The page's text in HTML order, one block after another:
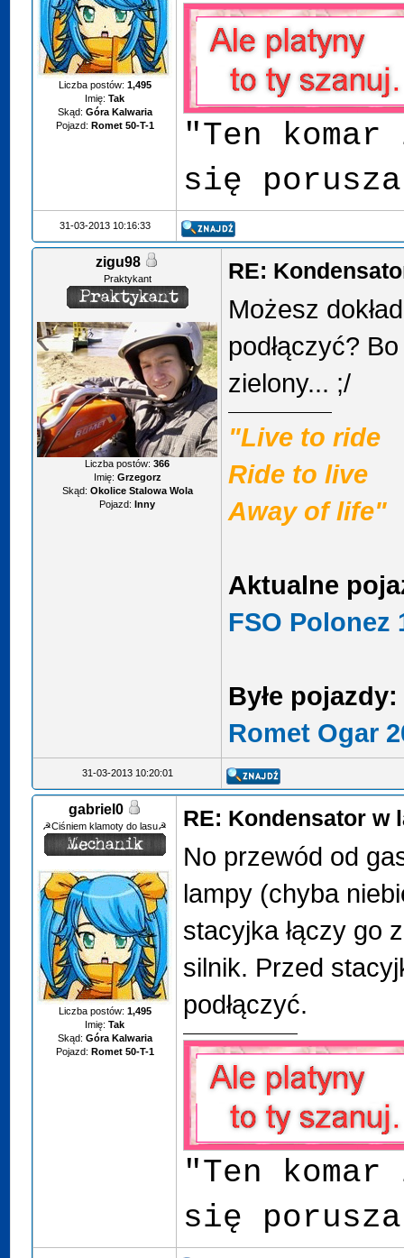
Liczba postów: 1,495
Imię: Tak
Skąd: Góra Kalwaria
Pojazd: Romet 50-T-1
"Ten komar
się
31-03-2013 10:16:33
zigu98
Praktykant
Liczba postów:366
Imię: Grzegorz
Skąd: Okolice Stalowa Wola
Pojazd: Inny
RE:
Możesz
podłączyć?
zielony... ;/
"Live to ride
Ride to live
Away of life"
Aktualne
FSO Polonez
Byłe pojazdy:
Romet Ogar
31-03-2013 10:20:01
gabriel0
☭Ciśniem klamoty do lasu☭
Liczba postów: 1,495
Imię: Tak
Skąd: Góra Kalwaria
Pojazd: Romet 50-T-1
RE: Kondensator w
No przewód od
lampy (chyba
stacyjka łączy go
silnik. Przed
podłączyć.
"Ten komar
się